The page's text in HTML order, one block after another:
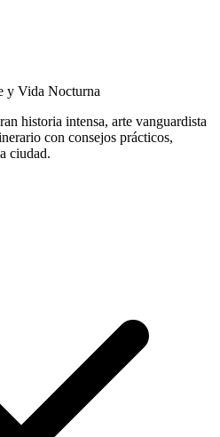
y Vida Nocturna
historia intensa, arte vanguardista
con consejos prácticos,
ciudad.